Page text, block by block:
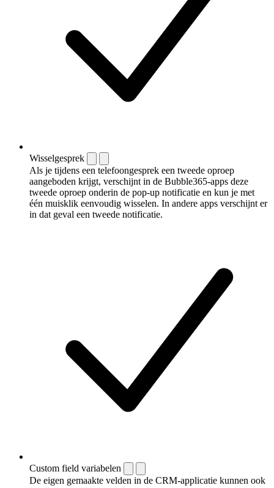
Wisselgesprek
Als je tijdens een telefoongesprek een tweede oproep
aangeboden krijgt, verschijnt in de Bubble365-apps deze
tweede oproep onderin de pop-up notificatie en kun je met
één muisklik eenvoudig wisselen. In andere apps verschijnt er
in dat geval een tweede notificatie.
Custom field variabelen
De eigen gemaakte velden in de CRM-applicatie kunnen ook